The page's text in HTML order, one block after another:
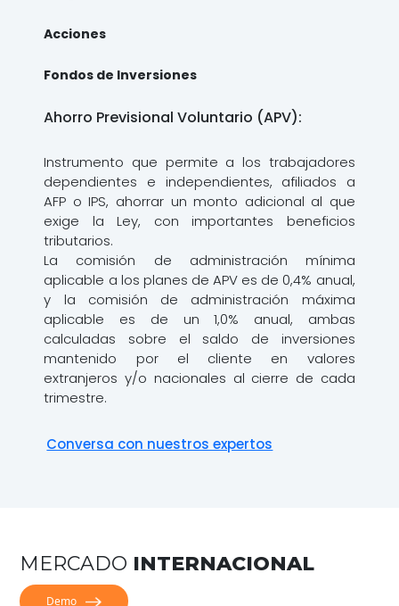
Acciones
Fondos de Inversiones
Ahorro Previsional Voluntario (APV):
Instrumento que permite a los trabajadores
dependientes e independientes, afiliados a
AFP o IPS, ahorrar un monto adicional al que
exige la Ley, con importantes beneficios
tributarios.
La comisión de administración mínima
aplicable a los planes de APV es de 0,4% anual,
y la comisión de administración máxima
aplicable es de un 1,0% anual, ambas
calculadas sobre el saldo de inversiones
mantenido por el cliente en valores
extranjeros y/o nacionales al cierre de cada
trimestre.
Conversa con nuestros expertos
MERCADO INTERNACIONAL
Demo